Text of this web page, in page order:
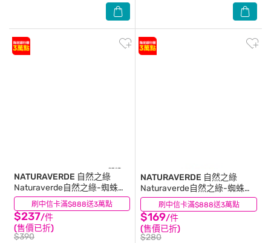
刷中信卡滿$888送3萬點
NATURAVERDE 自然之綠
Naturaverde自然之綠-蜘蛛人
燕麥植萃保濕沐浴露-500ML
$237/件
(售價已折)
$390
(0) 刷中信卡滿$888送3萬點
NATURAVERDE 自然之綠
Naturaverde自然之綠-蜘蛛人
燕麥保濕雙效洗髮沐浴
露-250ml
$169/件
(售價已折)
$280
(0)